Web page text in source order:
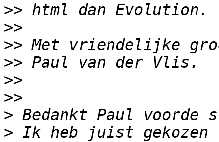
>>
>>
>>
>>
>>
>>
>
> Ik heb juist gekozen